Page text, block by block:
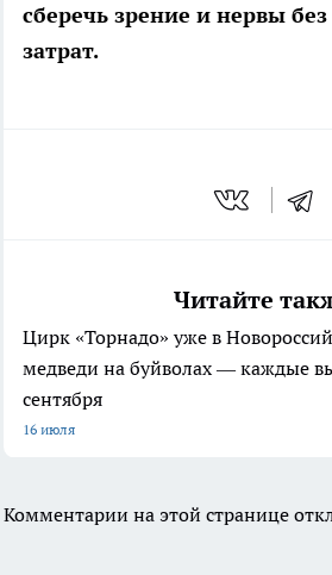
сберечь зрение и нервы
затрат.
Читайте
Цирк «Торнадо» уже в
медведи на буйволах — каждые
сентября
16 июля
Комментарии на этой странице